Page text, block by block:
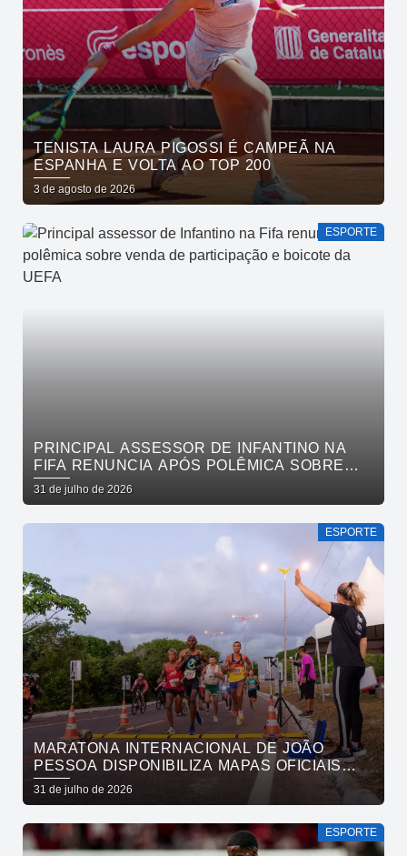
TENISTA LAURA PIGOSSI É CAMPEÃ NA
ESPANHA E VOLTA AO TOP 200
3 de agosto de 2026
ESPORTE
PRINCIPAL ASSESSOR DE INFANTINO NA
FIFA RENUNCIA APÓS POLÊMICA SOBRE
VENDA DE PARTICIPAÇÃO E BOICOTE DA
UEFA
31 de julho de 2026
ESPORTE
MARATONA INTERNACIONAL DE JOÃO
PESSOA DISPONIBILIZA MAPAS OFICIAIS
DAS PROVAS E ORIENTA ATLETAS SOBRE
TRAJETOS
31 de julho de 2026
ESPORTE